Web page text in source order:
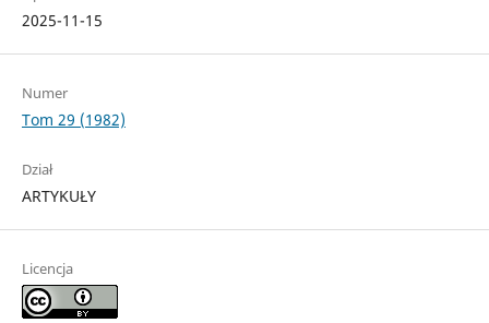
2025-11-15
Numer
Tom 29 (1982)
Dział
ARTYKUŁY
Licencja